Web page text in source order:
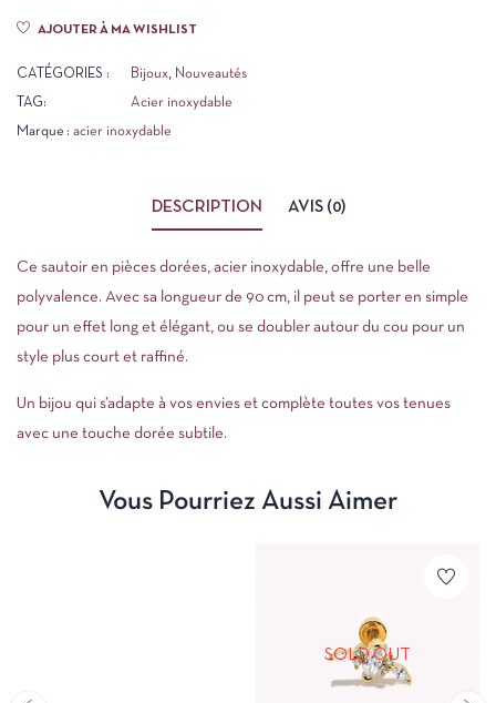
AJOUTER À MA WISHLIST
CATÉGORIES : Bijoux, Nouveautés
TAG: Acier inoxydable
Marque : acier inoxydable
DESCRIPTION AVIS (0)
Ce sautoir en pièces dorées, acier inoxydable, offre une belle
polyvalence. Avec sa longueur de 90 cm, il peut se porter en simple
pour un effet long et élégant, ou se doubler autour du cou pour un
style plus court et raffiné.
Un bijou qui s’adapte à vos envies et complète toutes vos tenues
avec une touche dorée subtile.
Vous Pourriez Aussi Aimer
SOLD OUT